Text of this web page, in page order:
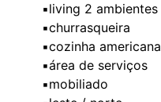
▪living 2
▪churrasqueira
▪cozinha americana
▪área de serviços
▪mobiliado